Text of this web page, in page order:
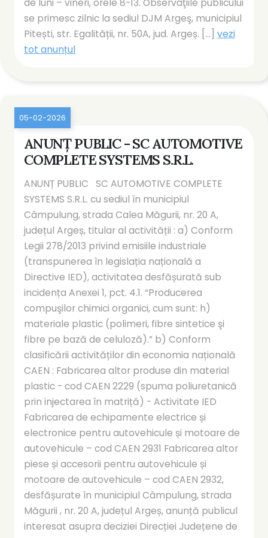
de luni – vineri, orele 8-13. Observaţiile publicului
se primesc zilnic la sediul DJM Argeş, municipiul
Pitești, str. Egalității, nr. 50A, jud. Argeș. [...] vezi
tot anunțul
05-02-2026
ANUNȚ PUBLIC - SC AUTOMOTIVE
COMPLETE SYSTEMS S.R.L.
ANUNȚ PUBLIC SC AUTOMOTIVE COMPLETE
SYSTEMS S.R.L. cu sediul în municipiul
Câmpulung, strada Calea Măgurii, nr. 20 A,
județul Argeș, titular al activității : a) Conform
Legii 278/2013 privind emisiile industriale
(transpunerea în legislația națională a
Directive IED), activitatea desfășurată sub
incidența Anexei 1, pct. 4.1. “Producerea
compuşilor chimici organici, cum sunt: h)
materiale plastic (polimeri, fibre sintetice şi
fibre pe bază de celuloză).” b) Conform
clasificării activităților din economia națională
CAEN : Fabricarea altor produse din material
plastic - cod CAEN 2229 (spuma poliuretanică
prin injectarea în matriță) - Activitate IED
Fabricarea de echipamente electrice și
electronice pentru autovehicule și motoare de
autovehicule – cod CAEN 2931 Fabricarea altor
piese și accesorii pentru autovehicule și
motoare de autovehicule – cod CAEN 2932,
desfășurate în municipiul Câmpulung, strada
Măgurii , nr. 20 A, județul Argeș, anunță publicul
interesat asupra deciziei Direcției Județene de